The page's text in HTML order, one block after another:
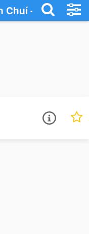
Chuí - Escuchar